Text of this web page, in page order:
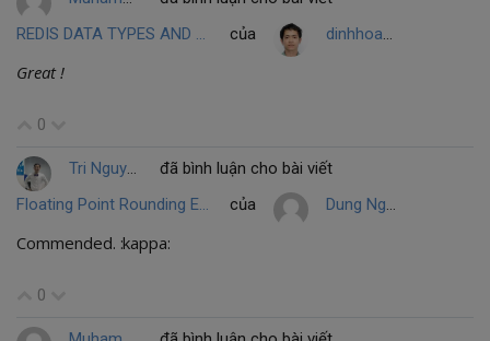
REDIS DATA TYPES AND COMMANDS
của dinhhoanglong91
Great !
0
Tri Nguyen
đã bình luận cho bài viết
Floating Point Rounding Error và câu chuyện của một game thủ Dota
của Dung Nguyen Quang
Commended. :kappa:
0